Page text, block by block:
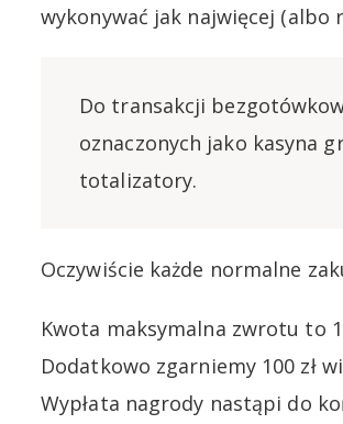
wykonywać jak najwięcej (albo
Do transakcji
oznaczonych jako kasyna
totalizatory.
Oczywiście każde normalne
Kwota maksymalna zwrotu to
Dodatkowo zgarniemy 100 zł
Wypłata nagrody nastąpi do